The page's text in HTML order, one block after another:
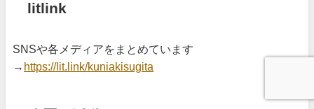
litlink
SNSや各メディアをまとめています
→ https://lit.link/kuniakisugita